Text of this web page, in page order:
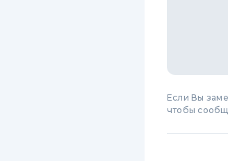
Если Вы
чтобы